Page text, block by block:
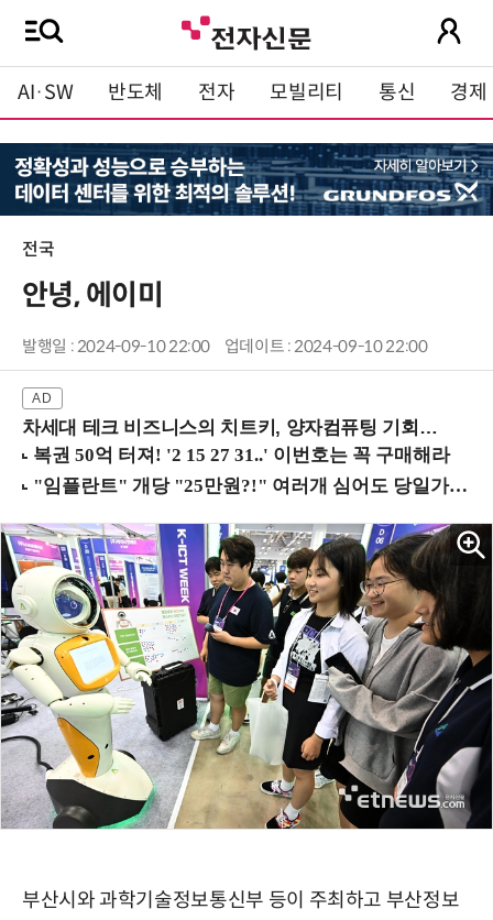
AI·SW 반도체 전자 모빌리티 통신 경제
전국
안녕, 에이미
발행일 : 2024-09-10 22:00 업데이트 : 2024-09-10 22:00
차세대 테크 비즈니스의 치트키, 양자컴퓨팅 기회를 선점하라! (8/28 강남역)
부산시와 과학기술정보통신부 등이 주최하고 부산정보